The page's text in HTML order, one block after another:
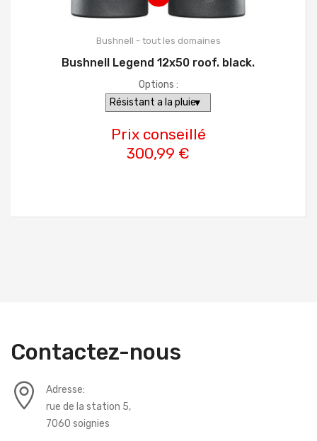
Bushnell - tout les domaines
Bushnell Legend 12x50 roof. black.
Options :
Prix conseillé
300,99 €
Contactez-nous
Adresse:
rue de la station 5,
7060 soignies